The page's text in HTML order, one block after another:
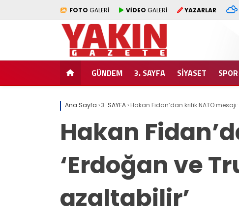
FOTO GALERİ VİDEO GALERİ YAZARLAR
GÜNDEM 3. SAYFA SİYASET SPOR
Ana Sayfa ›3. SAYFA› Hakan Fidan’dan kritik NATO
Hakan
‘Erdoğan ve
azaltabilir’